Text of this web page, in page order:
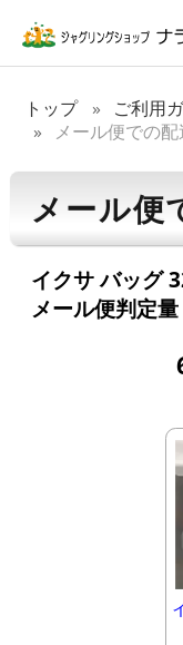
トップ ご利用
メール便での
メール便
イクサ バッグ
メール便判定量